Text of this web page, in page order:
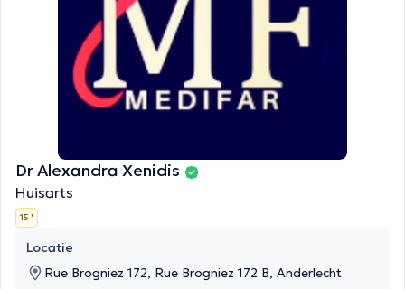
Dr Alexandra Xenidis
Huisarts
15 '
Locatie
Rue Brogniez 172, Rue Brogniez 172 B, Anderlecht